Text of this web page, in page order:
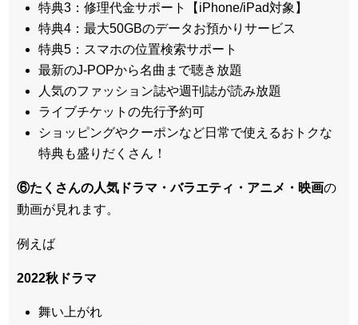
特典3：修理代金サポート【iPhone/iPad対象】
特典4：最大50GBのデータお預かりサービス
特典5：スマホの位置検索サポート
最新のJ-POPから名曲まで聴き放題
人気のファッション誌や週刊誌が読み放題
ライブチケットの先行予約可
ショッピングやクーポンなど日常で使えるおトクな
特典も盛りだくさん！
⑥たくさんの人気ドラマ・バラエティ・アニメ・映画の
動画が見れます。
例えば
2022秋ドラマ
舞い上がれ